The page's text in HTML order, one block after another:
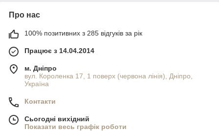
Про нас
100% позитивних з 285 відгуків за рік
Працює з 14.04.2014
м. Дніпро
вул. Короленка 17, 1 поверх (червона лінія), Дніпро,
Україна
Контакти
Сьогодні вихідний
Показати весь графік роботи